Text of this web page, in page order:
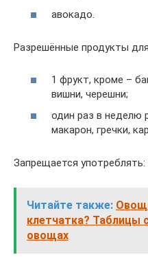
авокадо.
Разрешённые продукты
1 фрукт, кроме –
вишни, черешни;
один раз в неделю
макарон, гречки,
Запрещается употреблять:
Читайте также:
клетчатка? Таблицы
овощах